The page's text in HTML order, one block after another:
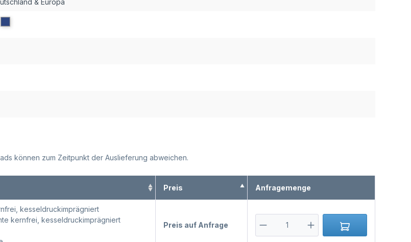
können zum Zeitpunkt der Auslieferung abweichen.
Preis Anfragemenge
kesseldruckimprägniert
kernfrei, kesseldruckimprägniert
Preis auf Anfrage